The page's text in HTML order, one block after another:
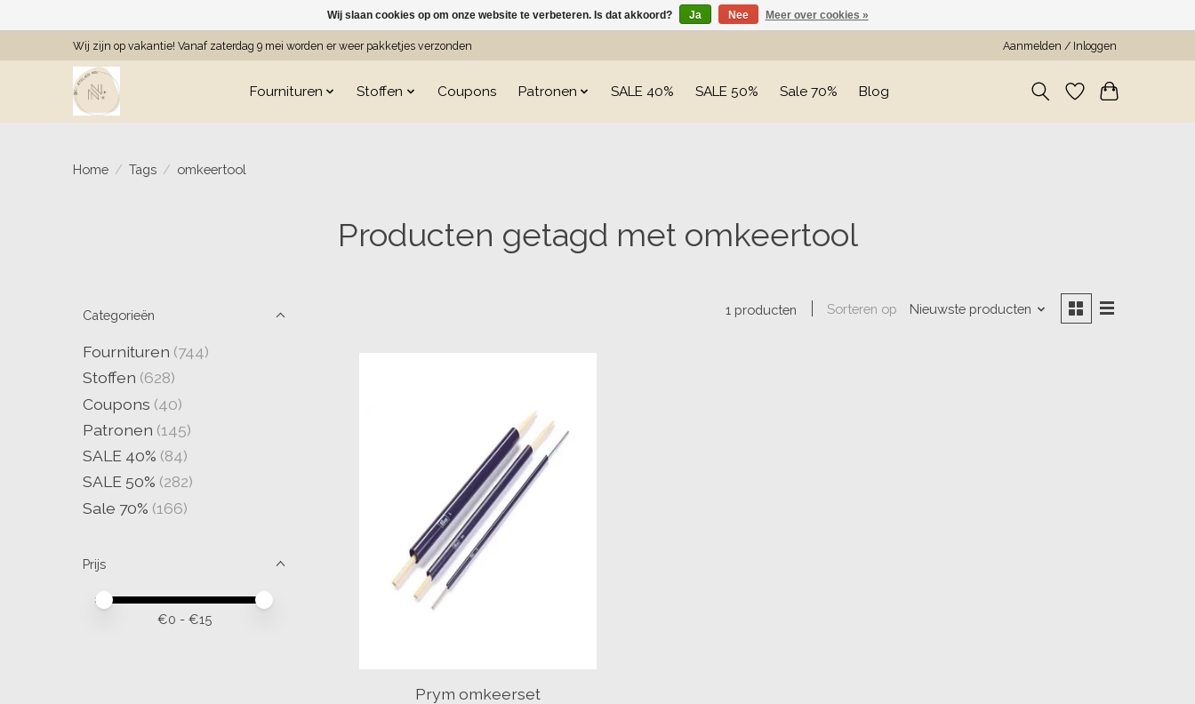
Wij zijn op vakantie! Vanaf zaterdag 9 mei worden er weer pakketjes verzonden Aanmelden / Inloggen
Fournituren Stoffen Coupons Patronen SALE 40% SALE 50% Sale 70% Blog
Home / Tags / omkeertool
Producten getagd met omkeertool
Categorieën
Fournituren (744)
Stoffen (628)
Coupons (40)
Patronen (145)
SALE 40% (84)
SALE 50% (282)
Sale 70% (166)
Prijs
Minimale prijswaarde
Price maximum value
€0 - €15
1 producten Sorteren op Nieuwste producten
Prym omkeerset
Wij slaan cookies op om onze website te verbeteren. Is dat akkoord? Ja Nee Meer over cookies »